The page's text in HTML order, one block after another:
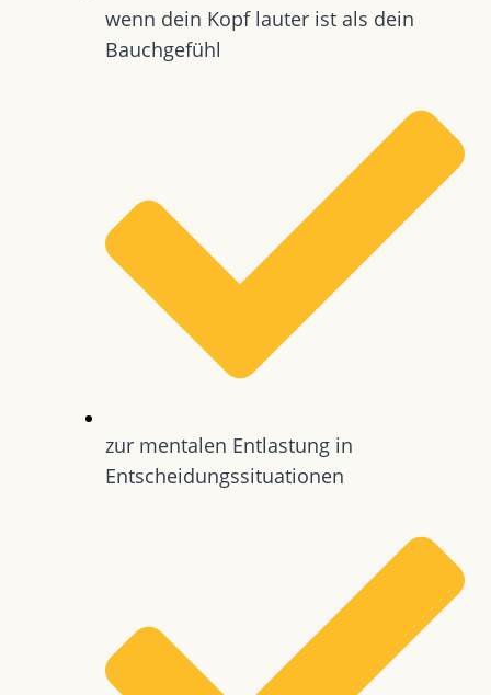
wenn dein Kopf lauter ist als dein
Bauchgefühl
zur mentalen Entlastung in
Entscheidungssituationen